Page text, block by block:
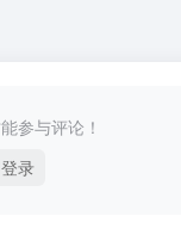
参与评论！
录